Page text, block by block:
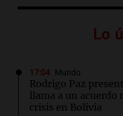
Lo
17:04 Mundo
Rodrigo Paz
llama a un acuerdo
crisis en Bolivia